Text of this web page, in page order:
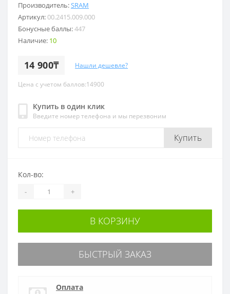
Производитель:SRAM
Артикул:00.2415.009.000
Бонусные баллы:447
Наличие: 10
14 900₸ Нашли дешевле?
Цена с учетом баллов:14900
Купить в один клик
Введите номер телефона и мы перезвоним
Купить
Кол-во:
- +
В КОРЗИНУ
БЫСТРЫЙ ЗАКАЗ
Оплата